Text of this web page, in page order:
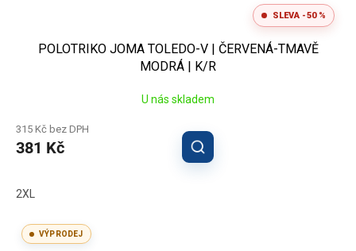
SLEVA -50 %
POLOTRIKO JOMA TOLEDO-V | ČERVENÁ-TMAVĚ
MODRÁ | K/R
U nás skladem
315 Kč bez DPH
381 Kč
2XL
VÝPRODEJ